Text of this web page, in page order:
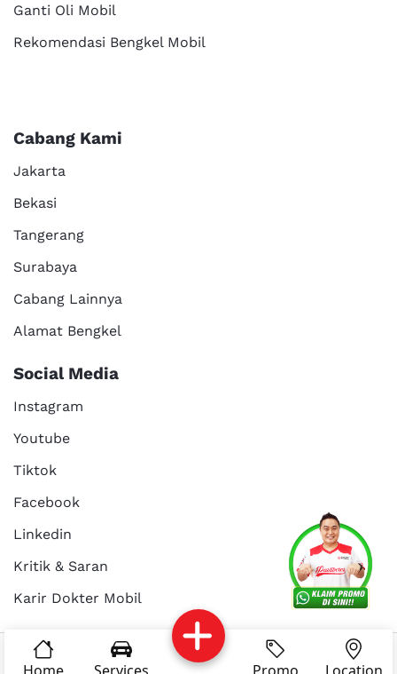
Services About Us
Kritik dan
Reservasi Career
Ganti Oli Mobil
Rekomendasi Bengkel Mobil
Cabang Kami
Jakarta
Bekasi
Tangerang
Surabaya
Cabang Lainnya
Alamat Bengkel
Social Media
Instagram
Youtube
Tiktok
Facebook
Linkedin
Kritik & Saran
Karir Dokter Mobil
© Copyright 2025 - Dokter Mobil Indonesia